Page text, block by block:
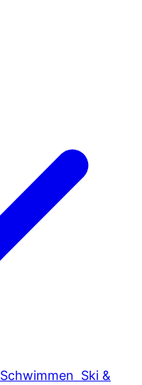
Schwimmen Ski &